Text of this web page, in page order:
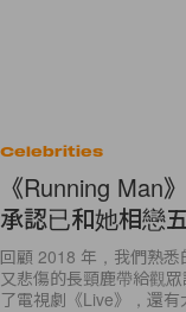
Celebrities
《Running Man
承認已和她相戀
回顧 2018 年，我們熟
又悲傷的長頸鹿帶給觀
了電視劇《Live》，還